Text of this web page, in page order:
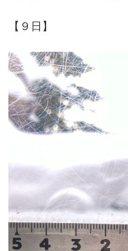
【９日】